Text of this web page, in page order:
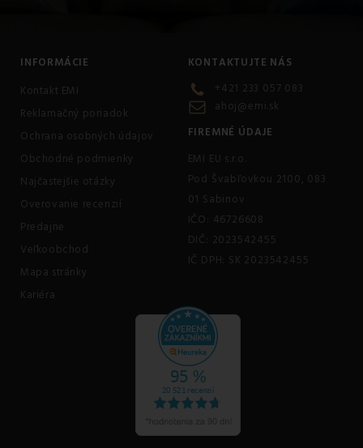
INFORMÁCIE
Kontakt EMI
Reklamačný poriadok
Ochrana osobných údajov
Obchodné podmienky
Najčastejšie otázky
Overovanie recenzií
Predajne
Veľkoobchod
Mapa stránky
Kariéra
KONTAKTUJTE NÁS
+421 233 057 083
ahoj@emi.sk
FIREMNÉ ÚDAJE
EMI EU s.r.o.
Pod Švabľovkou 2100, 083
01 Sabinov
IČO: 46726608
DIČ: 2023542455
IČ DPH: SK 2023542455